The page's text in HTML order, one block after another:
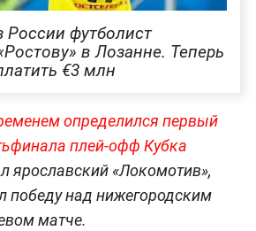
футболист
в Лозанне. Теперь
€3 млн
определился первый
плей-офф Кубка
ярославский «Локомотив»,
победу над нижегородским
матче.